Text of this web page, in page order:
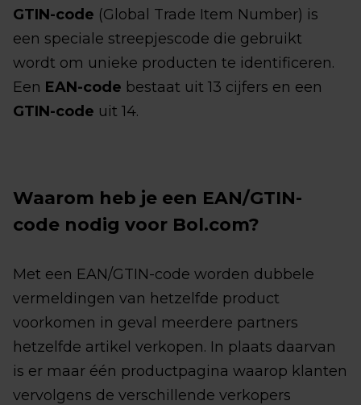
GTIN-code (Global Trade Item Number) is
een speciale streepjescode die gebruikt
wordt om unieke producten te identificeren.
Een EAN-code bestaat uit 13 cijfers en een
GTIN-code uit 14.
Waarom heb je een EAN/GTIN-
code nodig voor Bol.com?
Met een EAN/GTIN-code worden dubbele
vermeldingen van hetzelfde product
voorkomen in geval meerdere partners
hetzelfde artikel verkopen. In plaats daarvan
is er maar één productpagina waarop klanten
vervolgens de verschillende verkopers